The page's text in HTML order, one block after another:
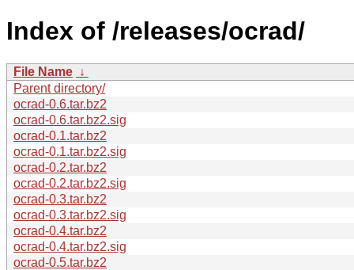
Index of /releases/ocrad/
File Name ↓
Parent directory/
ocrad-0.6.tar.bz2
ocrad-0.6.tar.bz2.sig
ocrad-0.1.tar.bz2
ocrad-0.1.tar.bz2.sig
ocrad-0.2.tar.bz2
ocrad-0.2.tar.bz2.sig
ocrad-0.3.tar.bz2
ocrad-0.3.tar.bz2.sig
ocrad-0.4.tar.bz2
ocrad-0.4.tar.bz2.sig
ocrad-0.5.tar.bz2